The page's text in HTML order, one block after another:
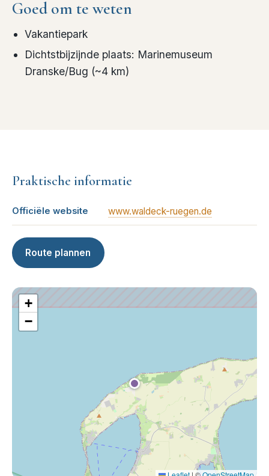
Goed om te weten
Vakantiepark
Dichtstbijzijnde plaats: Marinemuseum
Dranske/Bug (~4km)
Praktische informatie
Officiële website www.waldeck-ruegen.de
Route plannen
+
−